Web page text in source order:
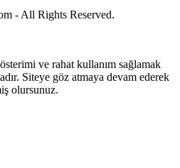
- All Rights Reserved.
ve rahat kullanım sağlamak
Siteye göz atmaya devam ederek
olursunuz.